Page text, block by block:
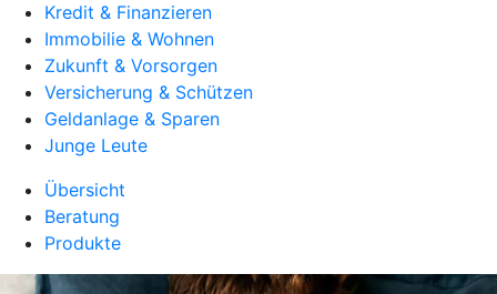
Kredit & Finanzieren
Immobilie & Wohnen
Zukunft & Vorsorgen
Versicherung & Schützen
Geldanlage & Sparen
Junge Leute
Übersicht
Beratung
Produkte